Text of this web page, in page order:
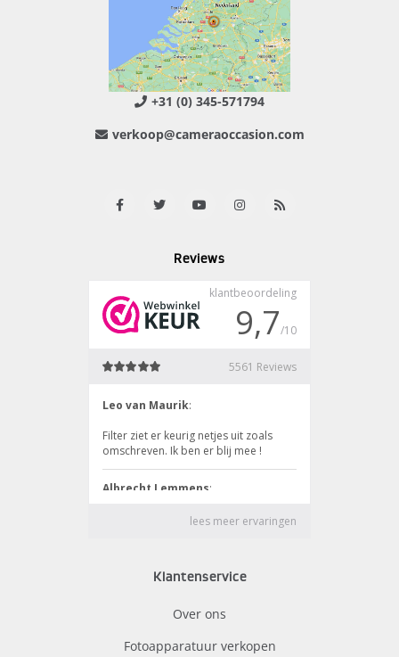
+31 (0) 345-571794
verkoop@cameraoccasion.com
Reviews
Klantenservice
Over ons
Fotoapparatuur verkopen